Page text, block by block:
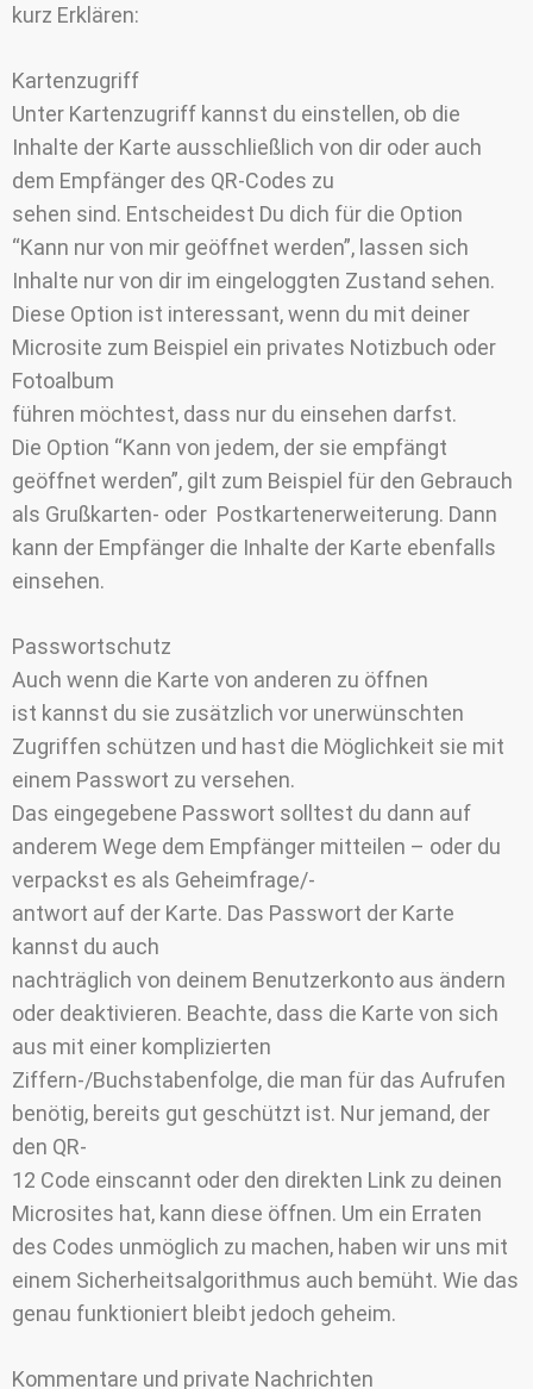
kurz Erklären:
Kartenzugriff
Unter Kartenzugriff kannst du einstellen, ob die
Inhalte der Karte ausschließlich von dir oder auch
dem Empfänger des QR-Codes zu
sehen sind. Entscheidest Du dich für die Option
“Kann nur von mir geöffnet werden”, lassen sich
Inhalte nur von dir im eingeloggten Zustand sehen.
Diese Option ist interessant, wenn du mit deiner
Microsite zum Beispiel ein privates Notizbuch oder
Fotoalbum
führen möchtest, dass nur du einsehen darfst.
Die Option “Kann von jedem, der sie empfängt
geöffnet werden”, gilt zum Beispiel für den Gebrauch
als Grußkarten- oder Postkartenerweiterung. Dann
kann der Empfänger die Inhalte der Karte ebenfalls
einsehen.
Passwortschutz
Auch wenn die Karte von anderen zu öffnen
ist kannst du sie zusätzlich vor unerwünschten
Zugriffen schützen und hast die Möglichkeit sie mit
einem Passwort zu versehen.
Das eingegebene Passwort solltest du dann auf
anderem Wege dem Empfänger mitteilen – oder du
verpackst es als Geheimfrage/-
antwort auf der Karte. Das Passwort der Karte
kannst du auch
nachträglich von deinem Benutzerkonto aus ändern
oder deaktivieren. Beachte, dass die Karte von sich
aus mit einer komplizierten
Ziffern-/Buchstabenfolge, die man für das Aufrufen
benötig, bereits gut geschützt ist. Nur jemand, der
den QR-
12 Code einscannt oder den direkten Link zu deinen
Microsites hat, kann diese öffnen. Um ein Erraten
des Codes unmöglich zu machen, haben wir uns mit
einem Sicherheitsalgorithmus auch bemüht. Wie das
genau funktioniert bleibt jedoch geheim.
Kommentare und private Nachrichten